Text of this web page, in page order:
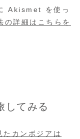
Akismet を使っ
の詳細はこちらを
してみる
たカンボジアは